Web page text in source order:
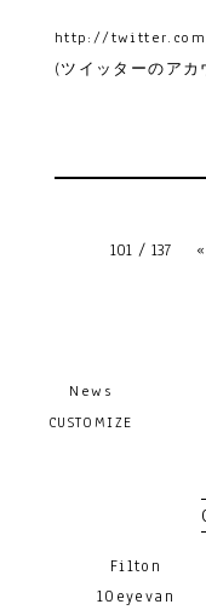
http://
(ツイッターのアカ
101 / 137 «
News
CUSTOMIZE
Filton
10eyevan